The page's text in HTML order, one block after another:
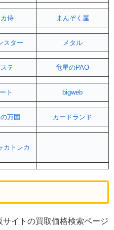
カ侍 まんぞく屋
スター メタル
テ 竜星のPAO
ト bigweb
万国 カードランド
カトレカ
サイトの買取価格検索ページ